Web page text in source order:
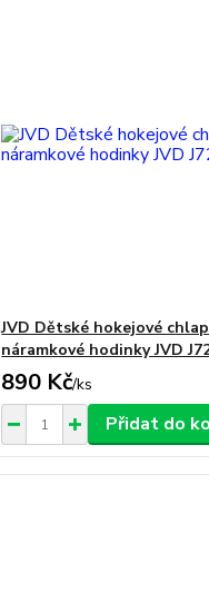
JVD Dětské hokejové
náramkové hodinky JVD
890 Kč/ks
Přidat do